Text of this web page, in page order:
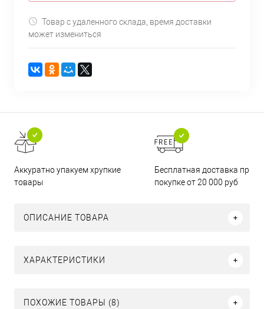
Товар с удаленного склада, время доставки
может измениться
Аккуратно упакуем хрупкие
товары
Бесплатная доставка при
покупке от 20 000 руб
ОПИСАНИЕ ТОВАРА
ХАРАКТЕРИСТИКИ
ПОХОЖИЕ ТОВАРЫ (8)